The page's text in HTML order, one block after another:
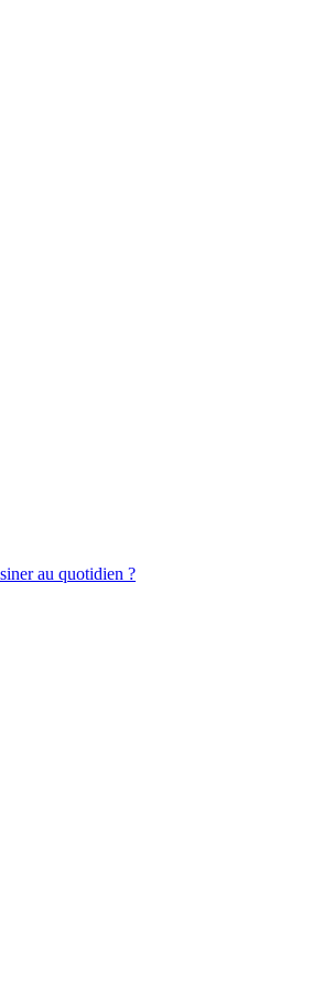
au quotidien ?